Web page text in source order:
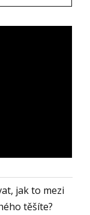
jak to mezi
těšíte?